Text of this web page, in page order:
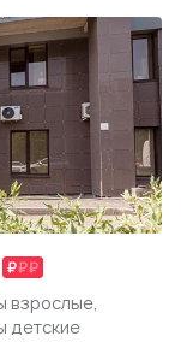
взрослые,
детские